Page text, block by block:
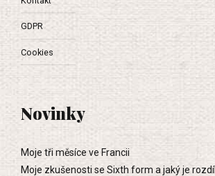
GDPR
Cookies
Novinky
Moje tři měsíce ve Francii
Moje zkušenosti se Sixth form a jaký je